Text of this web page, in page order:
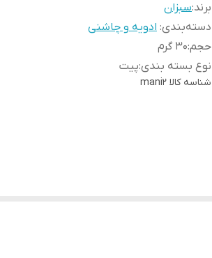
برند:سبزان
دسته‌بندی: ادویه و چاشنی
حجم:30 گرم
نوع بسته بندی:پیت
شناسه کالا mani2